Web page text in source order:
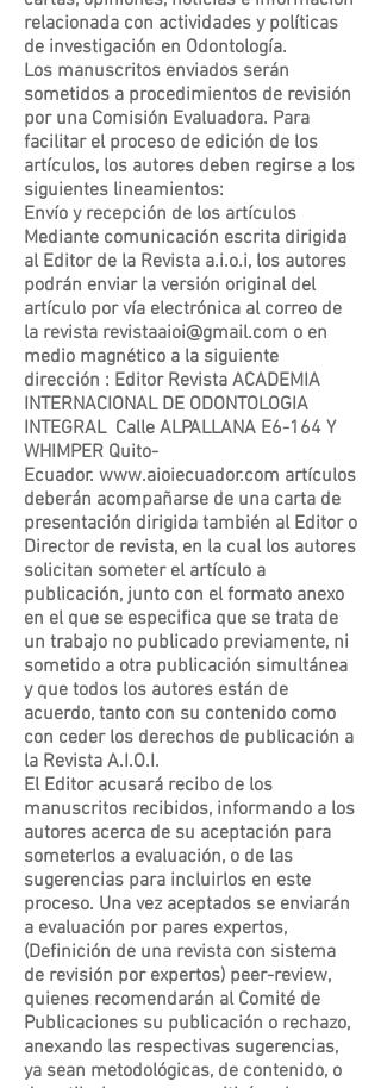
relacionada con actividades y políticas
de investigación en Odontología.
Los manuscritos enviados serán
sometidos a procedimientos de revisión
por una Comisión Evaluadora. Para
facilitar el proceso de edición de los
artículos, los autores deben regirse a los
siguientes lineamientos:
Envío y recepción de los artículos
Mediante comunicación escrita dirigida
al Editor de la Revista a.i.o.i, los autores
podrán enviar la versión original del
artículo por vía electrónica al correo de
la revista revistaaioi@gmail.com o en
medio magnético a la siguiente
dirección : Editor Revista ACADEMIA
INTERNACIONAL DE ODONTOLOGIA
INTEGRAL Calle ALPALLANA E6-164 Y
WHIMPER Quito-
Ecuador. www.aioiecuador.com artículos
deberán acompañarse de una carta de
presentación dirigida también al Editor o
Director de revista, en la cual los autores
solicitan someter el artículo a
publicación, junto con el formato anexo
en el que se especifica que se trata de
un trabajo no publicado previamente, ni
sometido a otra publicación simultánea
y que todos los autores están de
acuerdo, tanto con su contenido como
con ceder los derechos de publicación a
la Revista A.I.O.I.
El Editor acusará recibo de los
manuscritos recibidos, informando a los
autores acerca de su aceptación para
someterlos a evaluación, o de las
sugerencias para incluirlos en este
proceso. Una vez aceptados se enviarán
a evaluación por pares expertos,
(Definición de una revista con sistema
de revisión por expertos) peer-review,
quienes recomendarán al Comité de
Publicaciones su publicación o rechazo,
anexando las respectivas sugerencias,
ya sean metodológicas, de contenido, o